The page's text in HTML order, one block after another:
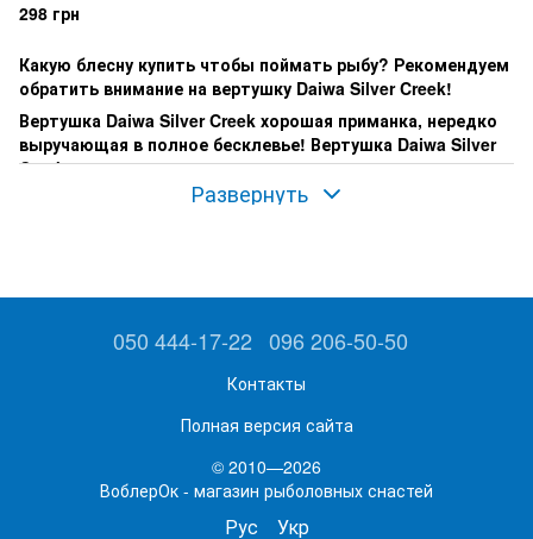
298 грн
Какую блесну купить чтобы поймать рыбу? Рекомендуем
обратить внимание на вертушку Daiwa Silver Creek!
Вертушка Daiwa Silver Creek хорошая приманка, нередко
выручающая в полное бесклевье! Вертушка Daiwa Silver
Creek имеет сердечник со смещенным центром тяжести!
Развернуть
050 444-17-22 096 206-50-50
Контакты
Полная версия сайта
© 2010—2026
ВоблерОк - магазин рыболовных снастей
Рус Укр